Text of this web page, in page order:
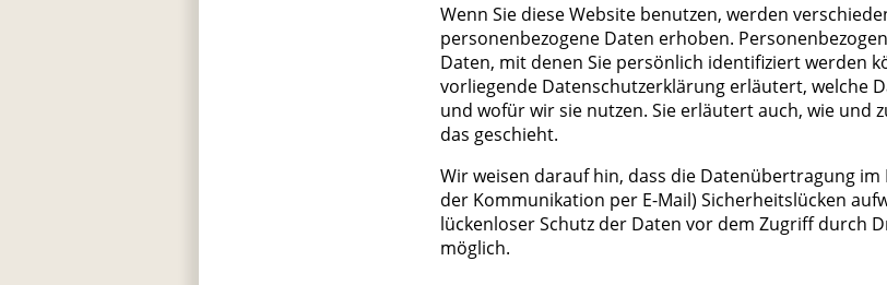
Wenn Sie diese Website benutzen, werden
personenbezogene Daten erhoben.
Daten, mit denen Sie persönlich identifiziert werden
vorliegende Datenschutzerklärung erläutert, welche
und wofür wir sie nutzen. Sie erläutert auch, wie und
das geschieht.
Wir weisen darauf hin, dass die Datenübertragung im
der Kommunikation per E-Mail) Sicherheitslücken
lückenloser Schutz der Daten vor dem Zugriff durch
möglich.